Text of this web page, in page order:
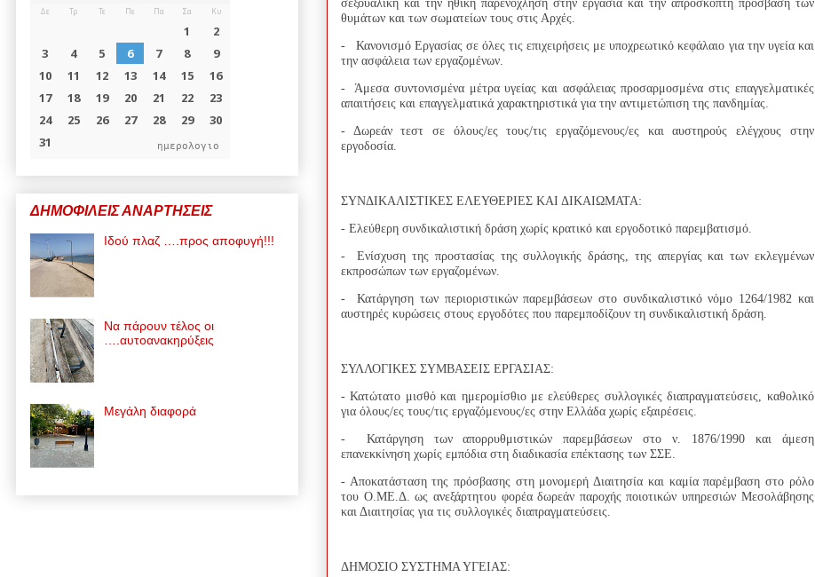
σεξουαλική και την ηθική παρενόχληση στην εργασία και την απρόσκοπτη πρόσβαση των
θυμάτων και των σωματείων τους στις Αρχές.
- Κανονισμό Εργασίας σε όλες τις επιχειρήσεις με υποχρεωτικό κεφάλαιο για την υγεία και
την ασφάλεια των εργαζομένων.
- Άμεσα συντονισμένα μέτρα υγείας και ασφάλειας προσαρμοσμένα στις επαγγελματικές
απαιτήσεις και επαγγελματικά χαρακτηριστικά για την αντιμετώπιση της πανδημίας.
- Δωρεάν τεστ σε όλους/ες τους/τις εργαζόμενους/ες και αυστηρούς ελέγχους στην
εργοδοσία.
ΣΥΝΔΙΚΑΛΙΣΤΙΚΕΣ ΕΛΕΥΘΕΡΙΕΣ ΚΑΙ ΔΙΚΑΙΩΜΑΤΑ:
- Ελεύθερη συνδικαλιστική δράση χωρίς κρατικό και εργοδοτικό παρεμβατισμό.
- Ενίσχυση της προστασίας της συλλογικής δράσης, της απεργίας και των εκλεγμένων
εκπροσώπων των εργαζομένων.
- Κατάργηση των περιοριστικών παρεμβάσεων στο συνδικαλιστικό νόμο 1264/1982 και
αυστηρές κυρώσεις στους εργοδότες που παρεμποδίζουν τη συνδικαλιστική δράση.
ΣΥΛΛΟΓΙΚΕΣ ΣΥΜΒΑΣΕΙΣ ΕΡΓΑΣΙΑΣ:
- Κατώτατο μισθό και ημερομίσθιο με ελεύθερες συλλογικές διαπραγματεύσεις, καθολικό
για όλους/ες τους/τις εργαζόμενους/ες στην Ελλάδα χωρίς εξαιρέσεις.
- Κατάργηση των απορρυθμιστικών παρεμβάσεων στο ν. 1876/1990 και άμεση
επανεκκίνηση χωρίς εμπόδια στη διαδικασία επέκτασης των ΣΣΕ.
- Αποκατάσταση της πρόσβασης στη μονομερή Διαιτησία και καμία παρέμβαση στο ρόλο
του Ο.ΜΕ.Δ. ως ανεξάρτητου φορέα δωρεάν παροχής ποιοτικών υπηρεσιών Μεσολάβησης
και Διαιτησίας για τις συλλογικές διαπραγματεύσεις.
ΔΗΜΟΣΙΟ ΣΥΣΤΗΜΑ ΥΓΕΙΑΣ:
ημερολογιο
ΔΗΜΟΦΙΛΕΙΣ ΑΝΑΡΤΗΣΕΙΣ
Ιδού πλαζ ….προς αποφυγή!!!
Να πάρουν τέλος οι
….αυτοανακηρύξεις
Μεγάλη διαφορά